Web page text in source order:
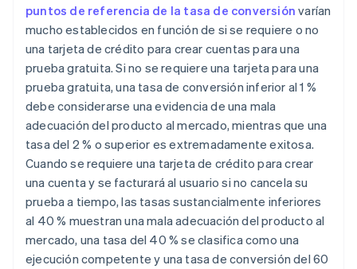
puntos de referencia de la tasa de conversión varían
mucho establecidos en función de si se requiere o no
una tarjeta de crédito para crear cuentas para una
prueba gratuita. Si no se requiere una tarjeta para una
prueba gratuita, una tasa de conversión inferior al 1 %
debe considerarse una evidencia de una mala
adecuación del producto al mercado, mientras que una
tasa del 2 % o superior es extremadamente exitosa.
Cuando se requiere una tarjeta de crédito para crear
una cuenta y se facturará al usuario si no cancela su
prueba a tiempo, las tasas sustancialmente inferiores
al 40 % muestran una mala adecuación del producto al
mercado, una tasa del 40 % se clasifica como una
ejecución competente y una tasa de conversión del 60